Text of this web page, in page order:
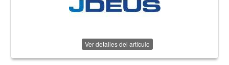
Ver detalles del artículo